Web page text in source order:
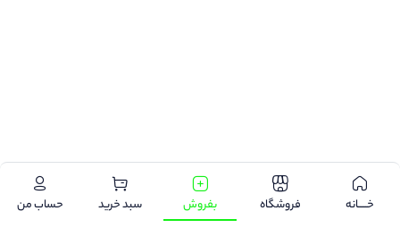
خـــــانه فروشگاه بفروش سبد خرید حساب من